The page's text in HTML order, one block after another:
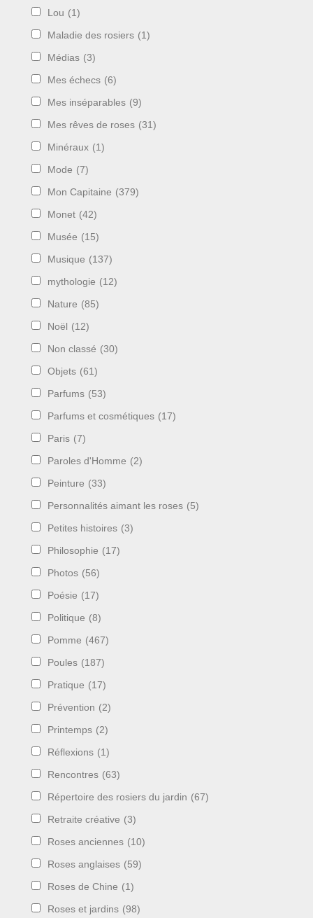
Lou (1)
Maladie des rosiers (1)
Médias (3)
Mes échecs (6)
Mes inséparables (9)
Mes rêves de roses (31)
Minéraux (1)
Mode (7)
Mon Capitaine (379)
Monet (42)
Musée (15)
Musique (137)
mythologie (12)
Nature (85)
Noël (12)
Non classé (30)
Objets (61)
Parfums (53)
Parfums et cosmétiques (17)
Paris (7)
Paroles d'Homme (2)
Peinture (33)
Personnalités aimant les roses (5)
Petites histoires (3)
Philosophie (17)
Photos (56)
Poésie (17)
Politique (8)
Pomme (467)
Poules (187)
Pratique (17)
Prévention (2)
Printemps (2)
Réflexions (1)
Rencontres (63)
Répertoire des rosiers du jardin (67)
Retraite créative (3)
Roses anciennes (10)
Roses anglaises (59)
Roses de Chine (1)
Roses et jardins (98)